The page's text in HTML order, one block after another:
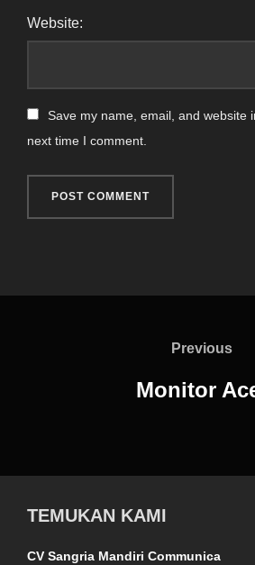
Website:
Save my name, email, and website
next time I comment.
Previous
Monitor
TEMUKAN KAMI
CV Sangria Mandiri Communica